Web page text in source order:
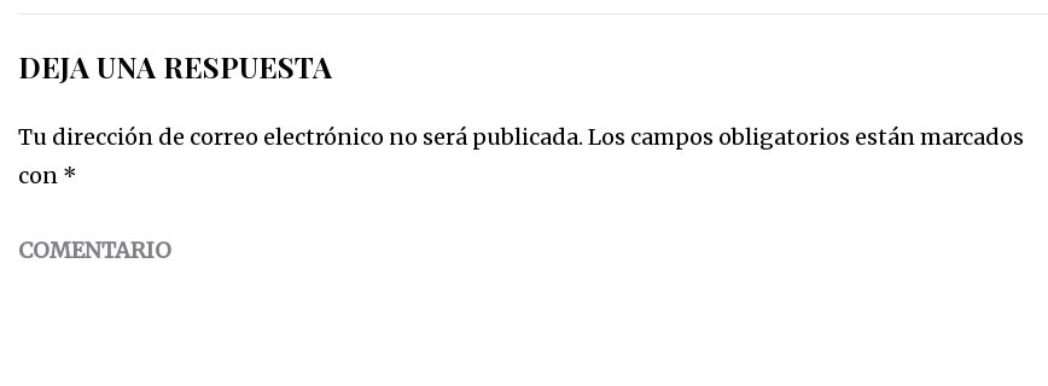
DEJA UNA RESPUESTA
Tu dirección de correo electrónico no será publicada. Los campos obligatorios están marcados
con *
COMENTARIO